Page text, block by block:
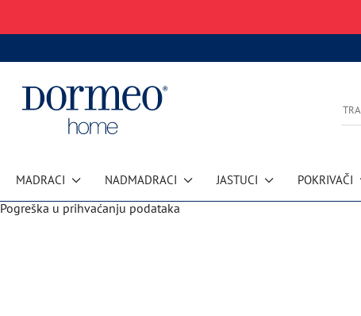
MADRACI NADMADRACI JASTUCI POKRIVAČI
Pogreška u prihvaćanju podataka